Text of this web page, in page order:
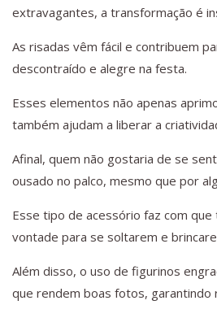
extravagantes, a transformação é
As risadas vêm fácil e contribuem
descontraído e alegre na festa.
Esses elementos não apenas
também ajudam a liberar a
Afinal, quem não gostaria de se
ousado no palco, mesmo que por
Esse tipo de acessório faz com
vontade para se soltarem e
Além disso, o uso de figurinos
que rendem boas fotos, garantindo